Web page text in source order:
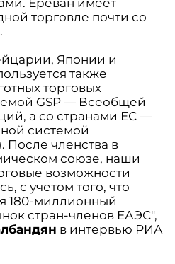
Ереван имеет
торговле почти со
Японии и
также
торговых
GSP — Всеобщей
а со странами ЕС —
системой
После членства в
союзе, наши
возможности
с учетом того, что
180-миллионный
стран-членов ЕАЭС",
в интервью РИА